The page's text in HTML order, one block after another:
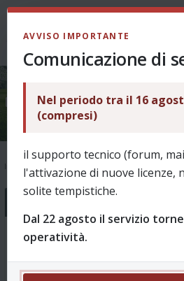
Redazione
Indice
Voti, assist e tutto il resto
AVVISO IMPORTANTE
Comunicazione di
Nel periodo tra il 16
(compresi)
il supporto tecnico (forum,
l'attivazione di nuove licenze,
solite tempistiche.
Dal 22 agosto il servizio
operatività.